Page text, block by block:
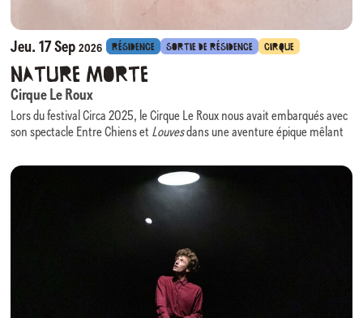
Jeu. 17 Sep2026 RÉSIDENCE SORTIE DE RÉSIDENCE CIRQUE
Nature Morte
Cirque Le Roux
Lors du festival Circa 2025, le Cirque Le Roux nous avait embarqués avec
son spectacle Entre Chiens et Louvesdans une aventure épique mêlant
évolutive des plus ingénieuses.
Nous avons le plaisir d’accueillir à nouveau cette équipe, cette fois en
résidence, pour la création de son prochain spectacle :
Au croisement du cirque, du théâtre physique et de la composition
repères et interroge l’érosion de notre nature humaine, rendant visible
La scénographie, évocatrice d’une grandeur passée figée, devient un
personnage à part entière : elle enferme, impose, mais laisse apparaître
des interstices de liberté. Huit individus que tout sépare y forment une